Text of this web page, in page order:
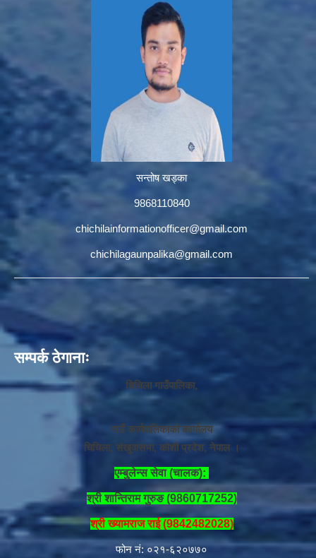
सन्तोष खड्का
9868110840
chichilainformationofficer@gmail.com
chichilagaunpalika@gmail.com
सम्पर्क ठेगानाः
चिचिला गाउँपालिका,
गाउँ कार्यपालिकाको कार्यालय
चिचिला, संखुवासभा, कोशी प्रदेश, नेपाल ।
एम्बुलेन्स सेवा (चालक):
श्री शान्तिराम गुरुङ (9860717252)
श्री ख्यामराज राई (9842482028)
फोन नं: ०२१-६२०७७०